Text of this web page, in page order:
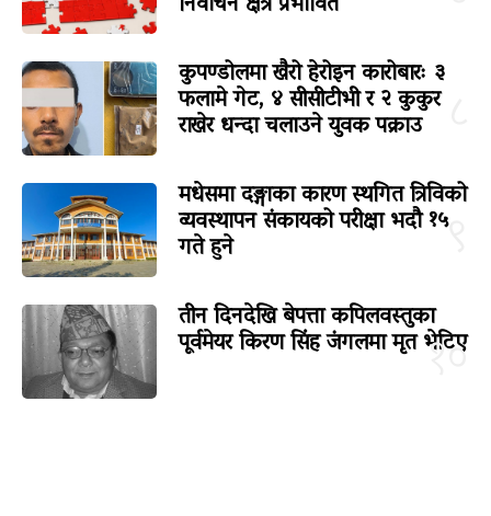
कुपण्डोलमा खैरो हेरोइन कारोबारः ३
फलामे गेट, ४ सीसीटीभी र २ कुकुर
राखेर धन्दा चलाउने युवक पक्राउ
९
मधेसमा दङ्गाका कारण स्थगित त्रिविको
व्यवस्थापन संकायको परीक्षा भदौ १५
गते हुने
१०
तीन दिनदेखि बेपत्ता कपिलवस्तुका
पूर्वमेयर किरण सिंह जंगलमा मृत भेटिए